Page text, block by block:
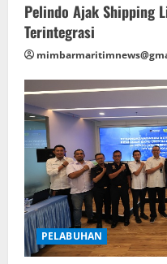
Pelindo Ajak Shipping
Terintegrasi
PELABUHAN